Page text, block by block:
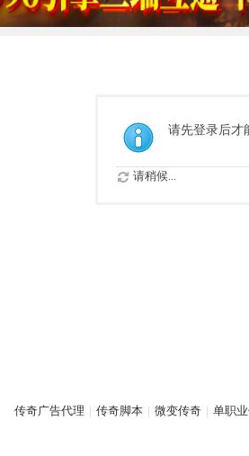
请先登录后才
请稍候...
传奇广告代理 | 传奇脚本 | 微变传奇 | 单职